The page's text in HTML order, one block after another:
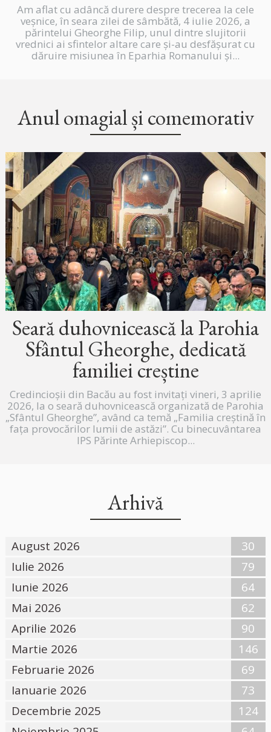
Am aflat cu adâncă durere despre trecerea la cele
veșnice, în seara zilei de sâmbătă, 4 iulie 2026, a
părintelui Gheorghe Filip, unul dintre slujitorii
vrednici ai sfintelor altare care și-au desfășurat cu
dăruire misiunea în Eparhia Romanului și...
Anul omagial și comemorativ
Seară duhovnicească la Parohia
Sfântul Gheorghe, dedicată
familiei creștine
Credincioșii din Bacău au fost invitați vineri, 3 aprilie
2026, la o seară duhovnicească organizată de Parohia
„Sfântul Gheorghe”, având ca temă „Familia creștină în
fața provocărilor lumii de astăzi”. Cu binecuvântarea
IPS Părinte Arhiepiscop...
Arhivă
August 2026
30
Iulie 2026
79
Iunie 2026
64
Mai 2026
62
Aprilie 2026
90
Martie 2026
146
Februarie 2026
69
Ianuarie 2026
73
Decembrie 2025
124